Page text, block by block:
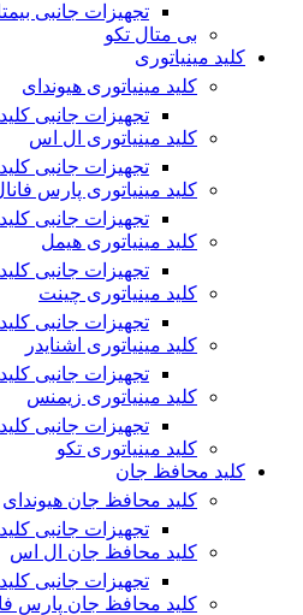
تجهیزات جانبی
بی متال تکو
کلید مینیاتوری
کلید مینیاتوری هیوندای
تجهیزات جانبی
کلید مینیاتوری ال اس
تجهیزات جانبی
کلید مینیاتوری پارس
تجهیزات جانبی
کلید مینیاتوری هیمل
تجهیزات جانبی
کلید مینیاتوری چینت
تجهیزات جانبی
کلید مینیاتوری اشنایدر
تجهیزات جانبی کلید
کلید مینیاتوری زیمنس
تجهیزات جانبی
کلید مینیاتوری تکو
کلید محافظ جان
کلید محافظ جان هیوندای
تجهیزات جانبی
کلید محافظ جان ال اس
تجهیزات جانبی
کلید محافظ جان پارس